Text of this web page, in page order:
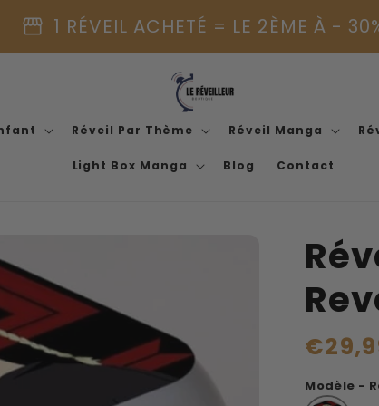
storefront 1 RÉVEIL ACHETÉ = LE 2ÈME À -
Réveil Par Thème Réveil Manga
Light Box Manga Blog Contact
Prix
Modèle -